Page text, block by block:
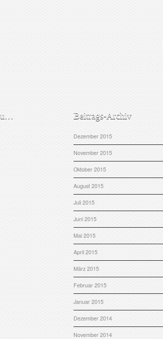
Beitrags-Archiv
Dezember 2015
November 2015
Oktober 2015
August 2015
Juli 2015
Juni 2015
Mai 2015
April 2015
März 2015
Februar 2015
Januar 2015
Dezember 2014
November 2014